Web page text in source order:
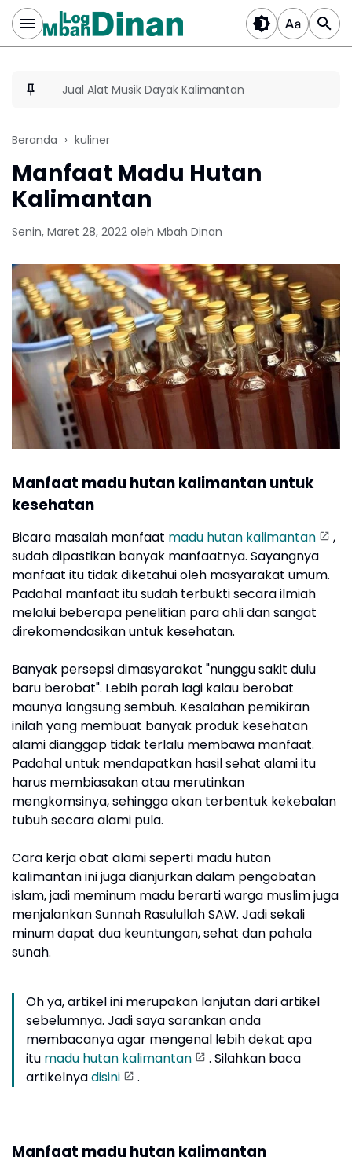
Jual Alat Musik Dayak Kalimantan
Beranda kuliner
Manfaat Madu Hutan
Kalimantan
Senin, Maret 28, 2022 oleh Mbah Dinan
Manfaat madu hutan kalimantan untuk
kesehatan
Bicara masalah manfaat madu hutan kalimantan
,
sudah dipastikan banyak manfaatnya. Sayangnya
manfaat itu tidak diketahui oleh masyarakat umum.
Padahal manfaat itu sudah terbukti secara ilmiah
melalui beberapa penelitian para ahli dan sangat
direkomendasikan untuk kesehatan.
Banyak persepsi dimasyarakat "nunggu sakit dulu
baru berobat". Lebih parah lagi kalau berobat
maunya langsung sembuh. Kesalahan pemikiran
inilah yang membuat banyak produk kesehatan
alami dianggap tidak terlalu membawa manfaat.
Padahal untuk mendapatkan hasil sehat alami itu
harus membiasakan atau merutinkan
mengkomsinya, sehingga akan terbentuk kekebalan
tubuh secara alami pula.
Cara kerja obat alami seperti madu hutan
kalimantan ini juga dianjurkan dalam pengobatan
islam, jadi meminum madu berarti warga muslim juga
menjalankan Sunnah Rasulullah SAW. Jadi sekali
minum dapat dua keuntungan, sehat dan pahala
sunah.
Oh ya, artikel ini merupakan lanjutan dari artikel
sebelumnya. Jadi saya sarankan anda
membacanya agar mengenal lebih dekat apa
itu madu hutan kalimantan
. Silahkan baca
artikelnyadisini .
Manfaat madu hutan kalimantan